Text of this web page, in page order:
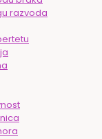
razvoda